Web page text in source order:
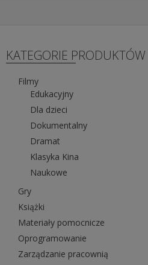
KATEGORIE PRODUKTÓW
Filmy
Edukacyjny
Dla dzieci
Dokumentalny
Dramat
Klasyka Kina
Naukowe
Gry
Książki
Materiały pomocnicze
Oprogramowanie
Zarządzanie pracownią